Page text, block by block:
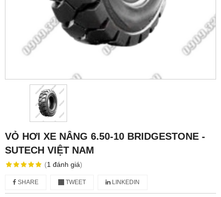
VỎ HƠI XE NÂNG 6.50-10 BRIDGESTONE -
SUTECH VIỆT NAM
(1 đánh giá)
SHARE TWEET LINKEDIN